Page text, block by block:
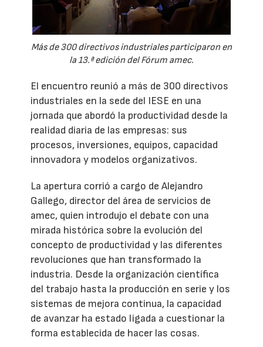
Más de 300 directivos industriales participaron en
la 13.ª edición del Fórum amec.
El encuentro reunió a más de 300 directivos
industriales en la sede del IESE en una
jornada que abordó la productividad desde la
realidad diaria de las empresas: sus
procesos, inversiones, equipos, capacidad
innovadora y modelos organizativos.
La apertura corrió a cargo de Alejandro
Gallego, director del área de servicios de
amec, quien introdujo el debate con una
mirada histórica sobre la evolución del
concepto de productividad y las diferentes
revoluciones que han transformado la
industria. Desde la organización científica
del trabajo hasta la producción en serie y los
sistemas de mejora continua, la capacidad
de avanzar ha estado ligada a cuestionar la
forma establecida de hacer las cosas.